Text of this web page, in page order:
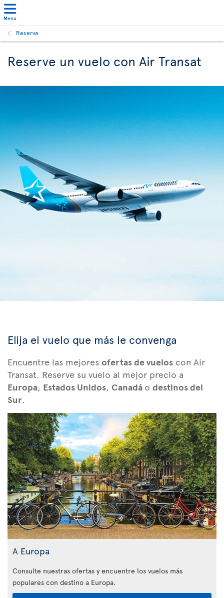
Menu
Reserva
Reserve un vuelo con Air Transat
Elija el vuelo que más le convenga
Encuentre las mejores ofertas de vuelos con Air
Transat. Reserve su vuelo al mejor precio a
Europa, Estados Unidos, Canadá o destinos del
Sur.
A Europa
Consulte nuestras ofertas y encuentre los vuelos más
populares con destino a Europa.